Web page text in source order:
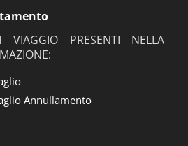
VIAGGIO PRESENTI NELLA
Annullamento